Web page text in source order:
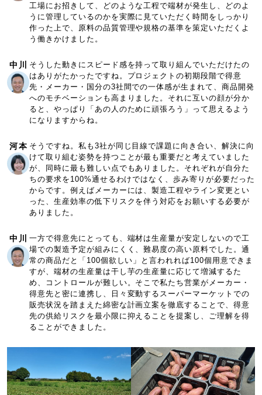
工場にお招きして、どのような工程で端材が発生し、どのよ
うに管理しているのかを実際に見ていただく時間をしっかり
作った上で、原料の品質管理や規格の基準を策定いただくよ
う働きかけました。
中川
そうした動きにスピード感を持って取り組んでいただけたの
はありがたかったですね。プロジェクトの初期段階で得意
先・メーカー・国分の3社間での一体感が生まれて、商品開発
へのモチベーションも高まりました。それに互いの顔が分か
ると、やっぱり「あの人のために頑張ろう」って思えるよう
になりますからね。
河本 そうですね。私も3社が同じ目線で課題に向き合い、解決に向
けて取り組む姿勢を持つことが最も重要だと考えていました
が、同時に最も難しい点でもありました。それぞれが自分た
ちの要求を100%通せるわけではなく、歩み寄りが必要だった
からです。例えばメーカーには、製造工程やライン変更とい
った、生産効率の低下リスクを伴う対応をお願いする必要が
ありました。
中川
一方で得意先にとっても、端材は生産量が安定しないので工
場での製造予定が組みにくく、難易度の高い原料でした。通
常の商品だと「100個欲しい」と言われれば100個用意できま
すが、端材の生産量は干し芋の生産量に応じて増減するた
め、コントロールが難しい。そこで私たち営業がメーカー・
得意先と密に連携し、日々変動するスーパーマーケットでの
販売状況を踏まえた綿密な計画立案を徹底することで、得意
先の供給リスクを最小限に抑えることを提案し、ご理解を得
ることができました。